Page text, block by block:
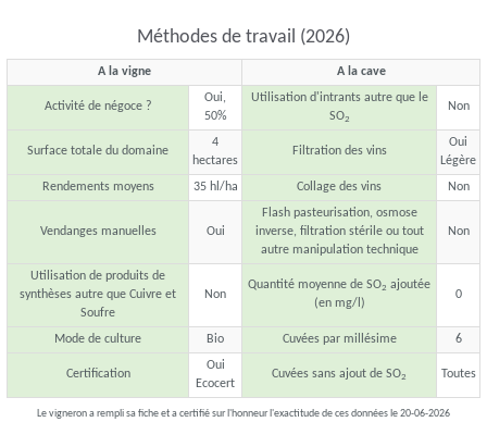
Méthodes de travail (2026)
A la vigne A la cave
Activité de négoce ?
Oui,
50%
Utilisation d'intrants autre que le
SO2
Non
Surface totale du domaine
4
hectares
Filtration des vins
Oui
Légère
Rendements moyens
35 hl/ha Collage des vins Non
Vendanges manuelles Oui
Flash pasteurisation, osmose
inverse, filtration stérile ou tout
autre manipulation technique
Non
Utilisation de produits de
synthèses autre que Cuivre et
Soufre
Non
Quantité moyenne de SO2 ajoutée
(en mg/l)
0
Mode de culture Bio Cuvées par millésime 6
Certification
Oui
Ecocert
Cuvées sans ajout de SO2 Toutes
Le vigneron a rempli sa fiche et a certifié sur l'honneur l'exactitude de ces données le 20-06-2026